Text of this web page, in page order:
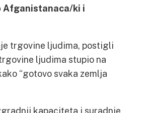
Afganistanaca/ki i
trgovine ljudima, postigli
ljudima stupio na
“gotovo svaka zemlja
kapaciteta i suradnje